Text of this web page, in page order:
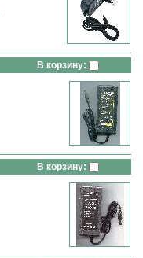
В корзину:
В корзину: